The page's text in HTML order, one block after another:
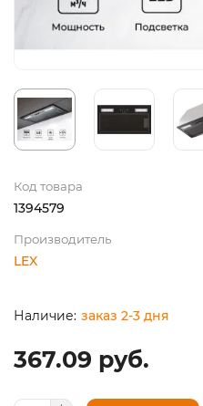
Код товара
1394579
Производитель
LEX
заказ 2-3 дня
367.09 руб.